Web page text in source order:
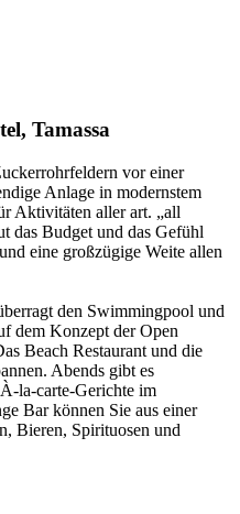
Tamassa
vor einer
Anlage in modernstem
Aktivitäten aller art. „all
das Budget und das Gefühl
eine großzügige Weite allen
den Swimmingpool und
dem Konzept der Open
Beach Restaurant und die
Abends gibt es
la-carte-Gerichte im
Bar können Sie aus einer
Bieren, Spirituosen und